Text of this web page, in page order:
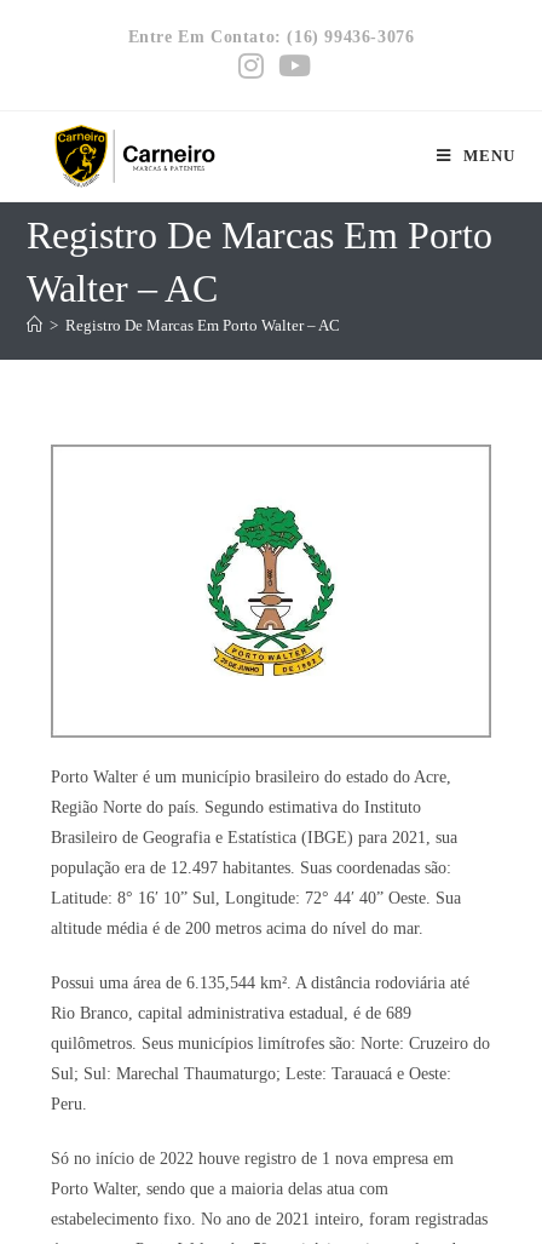
Entre Em Contato: (16) 99436-3076
MENU
Registro De Marcas Em Porto
Walter – AC
> Registro De Marcas Em Porto Walter – AC
Porto Walter é um município brasileiro do estado do Acre,
Região Norte do país. Segundo estimativa do Instituto
Brasileiro de Geografia e Estatística (IBGE) para 2021, sua
população era de 12.497 habitantes. Suas coordenadas são:
Latitude: 8° 16′ 10” Sul, Longitude: 72° 44′ 40” Oeste. Sua
altitude média é de 200 metros acima do nível do mar.
Possui uma área de 6.135,544 km². A distância rodoviária até
Rio Branco, capital administrativa estadual, é de 689
quilômetros. Seus municípios limítrofes são: Norte: Cruzeiro do
Sul; Sul: Marechal Thaumaturgo; Leste: Tarauacá e Oeste:
Peru.
Só no início de 2022 houve registro de 1 nova empresa em
Porto Walter, sendo que a maioria delas atua com
estabelecimento fixo. No ano de 2021 inteiro, foram registradas